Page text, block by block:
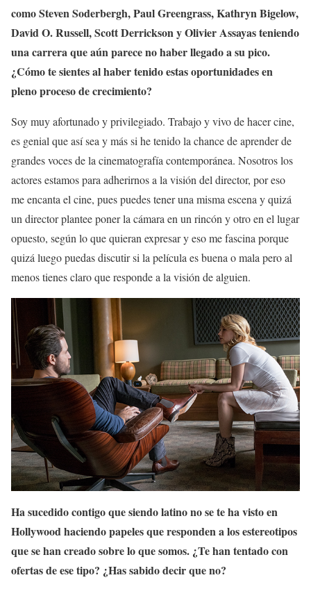
como Steven Soderbergh, Paul Greengrass, Kathryn Bigelow,
David O. Russell, Scott Derrickson y Olivier Assayas teniendo
una carrera que aún parece no haber llegado a su pico.
¿Cómo te sientes al haber tenido estas oportunidades en
pleno proceso de crecimiento?
Soy muy afortunado y privilegiado. Trabajo y vivo de hacer cine,
es genial que así sea y más si he tenido la chance de aprender de
grandes voces de la cinematografía contemporánea. Nosotros los
actores estamos para adherirnos a la visión del director, por eso
me encanta el cine, pues puedes tener una misma escena y quizá
un director plantee poner la cámara en un rincón y otro en el lugar
opuesto, según lo que quieran expresar y eso me fascina porque
quizá luego puedas discutir si la película es buena o mala pero al
menos tienes claro que responde a la visión de alguien.
Ha sucedido contigo que siendo latino no se te ha visto en
Hollywood haciendo papeles que responden a los estereotipos
que se han creado sobre lo que somos. ¿Te han tentado con
ofertas de ese tipo? ¿Has sabido decir que no?